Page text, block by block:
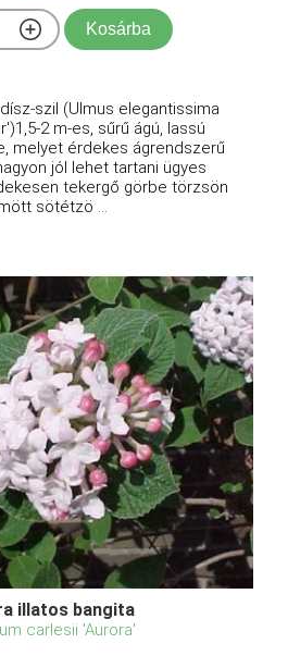
Kosárba
szil (Ulmus elegantissima
2 m-es, sűrű ágú, lassú
melyet érdekes ágrendszerű
jól lehet tartani ügyes
tekergő görbe törzsön
sötétzö ...
illatos bangita
carlesii 'Aurora'